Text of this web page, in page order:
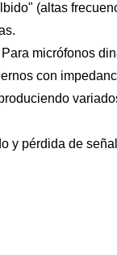
(altas
micrófonos
con
pérdida de